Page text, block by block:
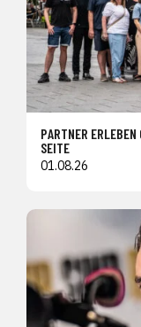
PARTNER ERLEBEN
SEITE
01.08.26